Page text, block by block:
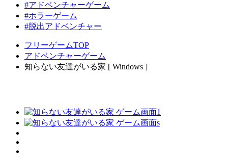
#アドベンチャーゲーム
#ホラーゲーム
#脱出アドベンチャー
フリーゲームTOP
アドベンチャーゲーム
知らない友達がいる家 [ Windows ]